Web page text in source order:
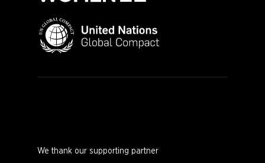
We thank our supporting partner